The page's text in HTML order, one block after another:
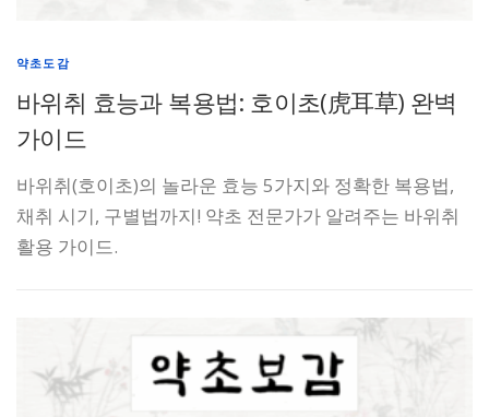
약초도감
바위취 효능과 복용법: 호이초(虎耳草) 완벽
가이드
바위취(호이초)의 놀라운 효능 5가지와 정확한 복용법,
채취 시기, 구별법까지! 약초 전문가가 알려주는 바위취
활용 가이드.